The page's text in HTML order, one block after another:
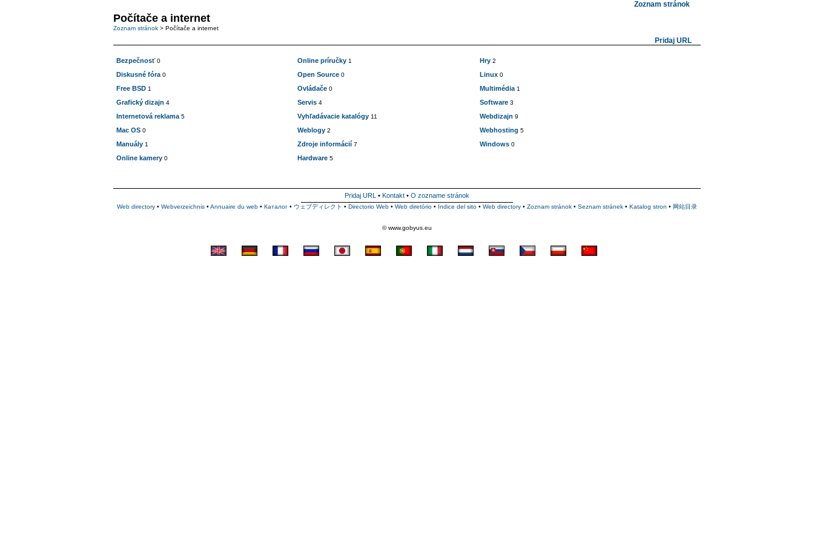
Počítače a internet
Zoznam stránok > Počítače a internet
Pridaj URL
Bezpečnosť0
Diskusné fóra 0
Free BSD 1
Grafický dizajn 4
Internetová reklama 5
Mac OS 0
Manuály 1
Online kamery 0
Online príručky 1
Open Source 0
Ovládače 0
Servis 4
Vyhľadávacie katalógy 11
Weblogy 2
Zdroje informácií 7
Hardware 5
Hry 2
Linux 0
Multimédia 1
Software 3
Webdizajn 9
Webhosting 5
Windows 0
Pridaj URL • Kontakt • O zozname stránok
Web directory • Webverzeichnis • Annuaire du web • Каталог • ウェブディレクト • Directorio Web • Web diretório • Indice del sito • Web directory • Zoznam stránok • Seznam stránek • Katalog stron • 网站目录
© www.gobyus.eu
Zoznam stránok